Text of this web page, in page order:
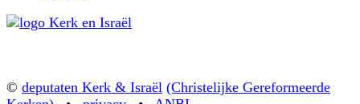
© deputaten Kerk & Israël (Christelijke Gereformeerde